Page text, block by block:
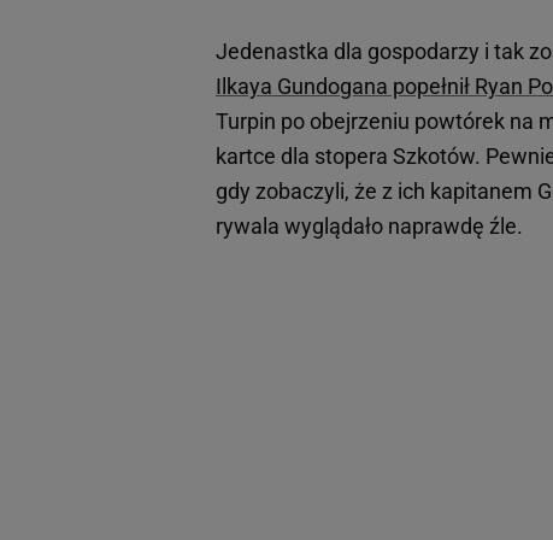
Jedenastka dla gospodarzy i tak
Ilkaya Gundogana popełnił Ryan
Turpin po obejrzeniu powtórek na
kartce dla stopera Szkotów.
gdy zobaczyli, że z ich kapitanem
rywala wyglądało naprawdę źle.